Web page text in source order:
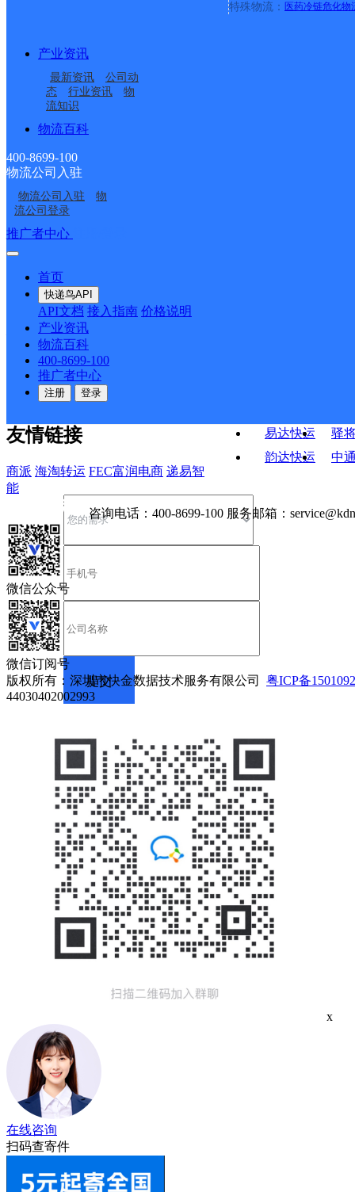
特殊物流： 医药冷链危化物
产业资讯
最新资讯
公司动
态
行业资讯
物
流知识
物流百科
400-8699-100
物流公司入驻
物流公司入驻
物
流公司登录
推广者中心
首页
快递鸟API
API文档 接入指南 价格说明
产业资讯
物流百科
400-8699-100
推广者中心
注册 登录
周边网点
四川雅安公司上坝路社
区便民服务站分部
四川雅安公司物流市场
便民寄存点分部
四川雅安公司
部宝星分部
雅安雨城区营业部
雅安市望鱼邮政所
雅安市川农大邮政所
易达快运
驿
韵达快运
中
接口API
API接口文档
API接口 DEMO下载
关于我们
公司介绍 企业动态
合作伙伴 快递鸟接口服务协议
户隐私政策
友情链接
商派 海淘转运 FEC富润电商 递易智
能
咨询电话： 400-8699-100 服务邮箱：
微信公众号
微信订阅号
版权所有：深圳市快金数据技术服务有限公司 粤ICP备
44030402002993
x
在线咨询
扫码查寄件